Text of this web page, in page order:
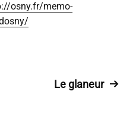
osny.fr/memo-
Le glaneur